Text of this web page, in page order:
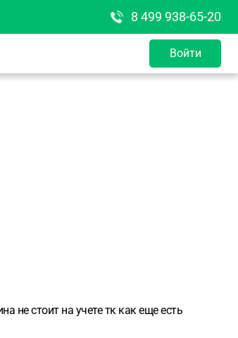
8 499 938-65-20
Войти
не стоит на учете тк как еще есть